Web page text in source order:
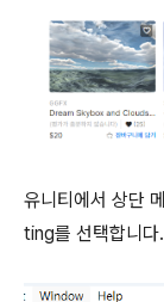
유니티에서 상단
ting를 선택합니다.